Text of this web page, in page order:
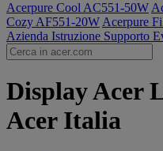
Acerpure Cool AC551-50W
Cozy AF551-20W Acerpure
Azienda Istruzione Supporto
Display Acer
Acer Italia